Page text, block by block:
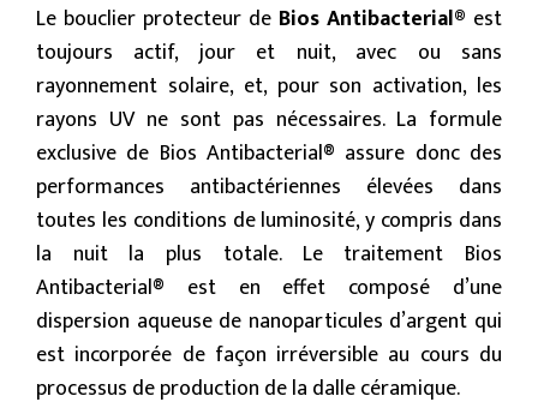
Le bouclier protecteur de Bios Antibacterial® est
toujours actif, jour et nuit, avec ou sans
rayonnement solaire, et, pour son activation, les
rayons UV ne sont pas nécessaires. La formule
exclusive de Bios Antibacterial® assure donc des
performances antibactériennes élevées dans
toutes les conditions de luminosité, y compris dans
la nuit la plus totale. Le traitement Bios
Antibacterial® est en effet composé d’une
dispersion aqueuse de nanoparticules d’argent qui
est incorporée de façon irréversible au cours du
processus de production de la dalle céramique.